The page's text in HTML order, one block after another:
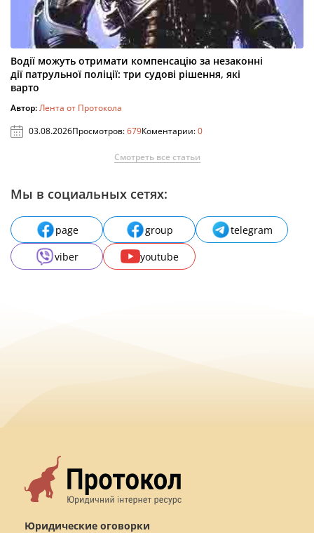
Водії можуть отримати компенсацію за незаконні
дії патрульної поліції: три судові рішення, які
варто
Автор:Лента от Протокола
03.08.2026Просмотров:679Коментарии:0
Смотреть все статьи
Мы в социальных сетях:
page group
telegram
viber
youtube
Юридические оговорки